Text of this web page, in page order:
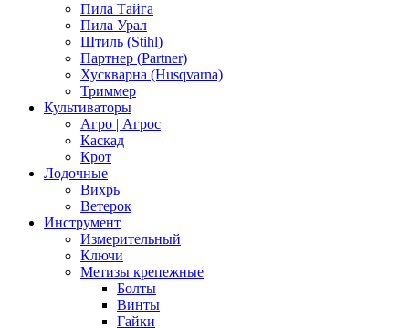
Пила Тайга
Пила Урал
Штиль (Stihl)
Партнер (Partner)
Хускварна (Husqvarna)
Триммер
Культиваторы
Агро | Агрос
Каскад
Крот
Лодочные
Вихрь
Ветерок
Инструмент
Измерительный
Ключи
Метизы крепежные
Болты
Винты
Гайки